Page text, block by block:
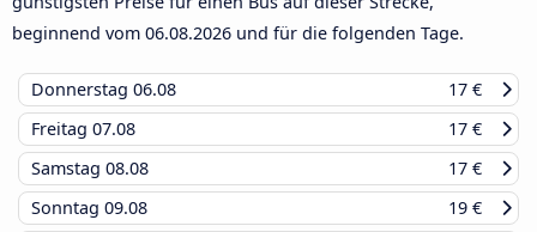
beginnend vom 06.08.2026 und für die folgenden Tage.
Donnerstag 06.08
17 €
Freitag 07.08
17 €
Samstag 08.08
17 €
Sonntag 09.08
19 €